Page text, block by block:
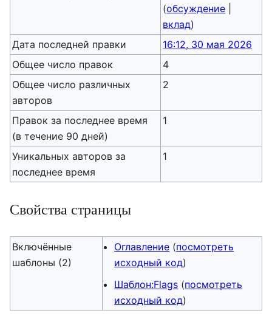
(обсуждение
вклад)
Дата последней правки
16:12, 30 мая 2026
Общее число правок
4
Общее число различных
авторов
2
Правок за последнее время
(в течение 90 дней)
1
Уникальных авторов за
последнее время
1
Свойства страницы
Включённые
шаблоны (2)
Оглавление (посмотреть
исходный код)
Шаблон:Flags (посмотреть
исходный код)